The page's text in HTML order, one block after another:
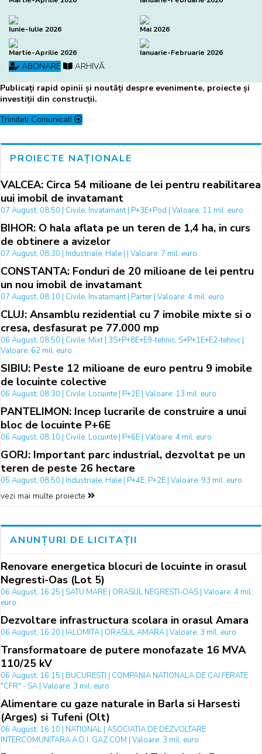
Iunie-Iulie 2026 Mai 2026
Martie-Aprilie 2026 Ianuarie-Februarie 2026
ABONARE
ARHIVĂ
Publicați rapid opinii și noutăți despre evenimente, proiecte și
investiții din construcții.
Trimiteti Comunicat!
PROIECTE NAȚIONALE
VALCEA: Circa 54 milioane de lei pentru reabilitarea
uui imobil de invatamant
07 August, 08:50 | Civile, Invatamant | P+3E+Pod | Valoare: 11 mil. euro
BIHOR: O hala aflata pe un teren de 1,4 ha, in curs
de obtinere a avizelor
07 August, 08:30 | Industriale, Hale | | Valoare: 7 mil. euro
CONSTANTA: Fonduri de 20 milioane de lei pentru
un nou imobil de invatamant
07 August, 08:10 | Civile, Invatamant | Parter | Valoare: 4 mil. euro
CLUJ: Ansamblu rezidential cu 7 imobile mixte si o
cresa, desfasurat pe 77.000 mp
06 August, 08:50 | Civile, Mixt | 3S+P+8E+E9-tehnic, S+P+1E+E2-tehnic |
Valoare: 62 mil. euro
SIBIU: Peste 12 milioane de euro pentru 9 imobile
de locuinte colective
06 August, 08:30 | Civile, Locuinte | P+2E | Valoare: 13 mil. euro
PANTELIMON: Incep lucrarile de construire a unui
bloc de locuinte P+6E
06 August, 08:10 | Civile, Locuinte | P+6E | Valoare: 4 mil. euro
GORJ: Important parc industrial, dezvoltat pe un
teren de peste 26 hectare
05 August, 08:50 | Industriale, Hale | P+4E, P+2E | Valoare: 93 mil. euro
vezi mai multe proiecte
ANUNȚURI DE LICITAȚII
Renovare energetica blocuri de locuinte in orasul
Negresti-Oas (Lot 5)
06 August, 16:25 | SATU MARE | ORASUL NEGRESTI-OAS | Valoare: 4 mil.
euro
Dezvoltare infrastructura scolara in orasul Amara
06 August, 16:20 | IALOMITA | ORASUL AMARA | Valoare: 3 mil. euro
Transformatoare de putere monofazate 16 MVA
110/25 kV
06 August, 16:15 | BUCURESTI | COMPANIA NATIONALA DE CAI FERATE
"CFR" - SA | Valoare: 3 mil. euro
Alimentare cu gaze naturale in Barla si Harsesti
(Arges) si Tufeni (Olt)
06 August, 16:10 | NATIONAL | ASOCIATIA DE DEZVOLTARE
INTERCOMUNITARA A.D.I. GAZ COM | Valoare: 3 mil. euro